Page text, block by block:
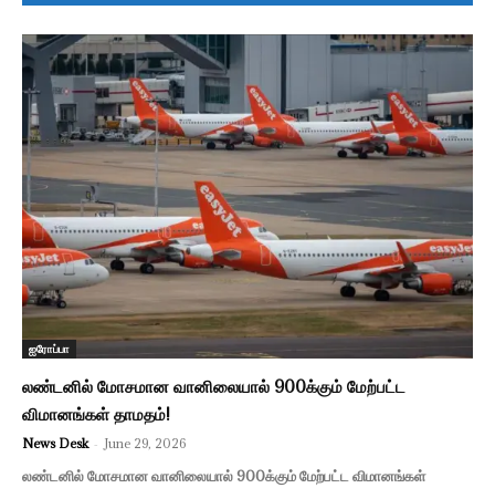
ஐரோப்பா
லண்டனில் மோசமான வானிலையால் 900க்கும் மேற்பட்ட
விமானங்கள் தாமதம்!
News Desk - June 29, 2026
லண்டனில் மோசமான வானிலையால் 900க்கும் மேற்பட்ட விமானங்கள்